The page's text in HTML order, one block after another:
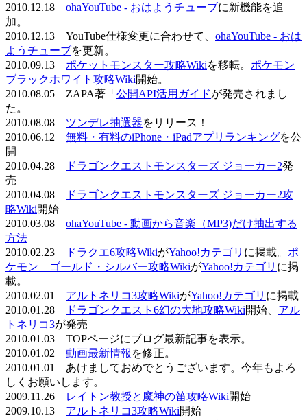
2010.12.18 ohaYouTube - おはようチューブに新機能を追
加。
2010.12.13 YouTube仕様変更に合わせて、 ohaYouTube - おは
ようチューブを更新。
2010.09.13 ポケットモンスター攻略Wikiを移転。 ポケモン
ブラックホワイト攻略Wiki開始。
2010.08.05 ZAPA著「 公開API活用ガイドが発売されまし
た。
2010.08.08 ツンデレ抽選器をリリース！
2010.06.12 無料・有料のiPhone・iPadアプリランキングを公
開
2010.04.28
ドラゴンクエストモンスターズ ジョーカー2発
売
2010.04.08
ドラゴンクエストモンスターズ ジョーカー2攻
略Wiki開始
2010.03.08 ohaYouTube - 動画から音楽（MP3)だけ抽出する
方法
2010.02.23
ドラクエ6攻略WikiがYahoo!カテゴリ に掲載。 ポ
ケモン ゴールド・シルバー攻略WikiがYahoo!カテゴリ に掲
載。
2010.02.01 アルトネリコ3攻略WikiがYahoo!カテゴリ に掲載
2010.01.28
ドラゴンクエスト6幻の大地攻略Wiki開始、 アル
トネリコ3が発売
2010.01.03 TOPページにブログ最新記事を表示。
2010.01.02 動画最新情報 を修正。
2010.01.01 あけましておめでとうございます。今年もよろ
しくお願いします。
2009.11.26
レイトン教授と魔神の笛攻略Wiki開始
2009.10.13 アルトネリコ3攻略Wiki開始